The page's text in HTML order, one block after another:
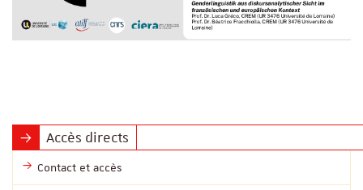
Accès directs
Contact et accès